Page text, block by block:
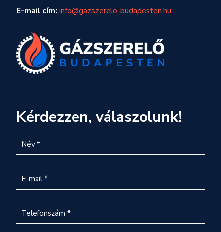
E-mail cím: info@gazszerelo-budapesten.hu
Kérdezzen, válaszolunk!